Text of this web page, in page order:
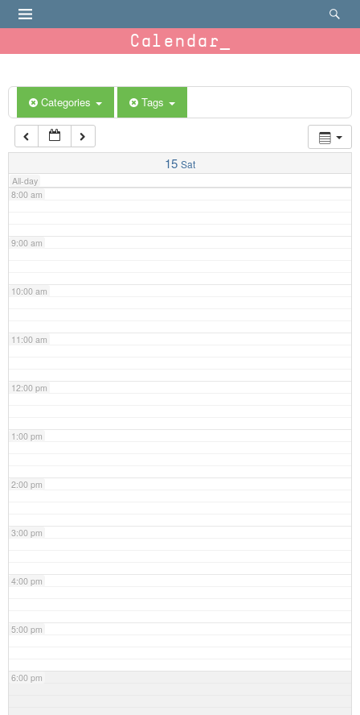
Calendar
Categories Tags
15 Sat
All-day
6:00 am
7:00 am
8:00 am
9:00 am
10:00 am
11:00 am
12:00 pm
1:00 pm
2:00 pm
3:00 pm
4:00 pm
5:00 pm
6:00 pm